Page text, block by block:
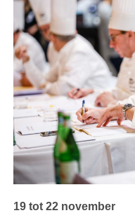
19 tot 22 november